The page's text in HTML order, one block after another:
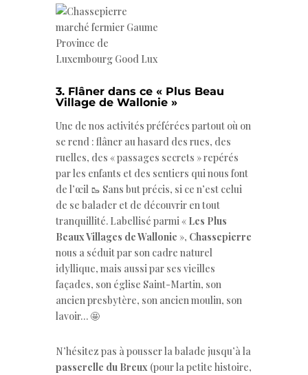
3. Flâner dans ce « Plus Beau
Village de Wallonie »
Une de nos activités préférées partout où on
se rend : flâner au hasard des rues, des
ruelles, des « passages secrets » repérés
par les enfants et des sentiers qui nous font
de l’œil 🥾 Sans but précis, si ce n’est celui
de se balader et de découvrir en tout
tranquillité. Labellisé parmi « Les Plus
Beaux Villages de Wallonie », Chassepierre
nous a séduit par son cadre naturel
idyllique, mais aussi par ses vieilles
façades, son église Saint-Martin, son
ancien presbytère, son ancien moulin, son
lavoir… 🤩
N’hésitez pas à pousser la balade jusqu’à la
passerelle du Breux(pour la petite histoire,